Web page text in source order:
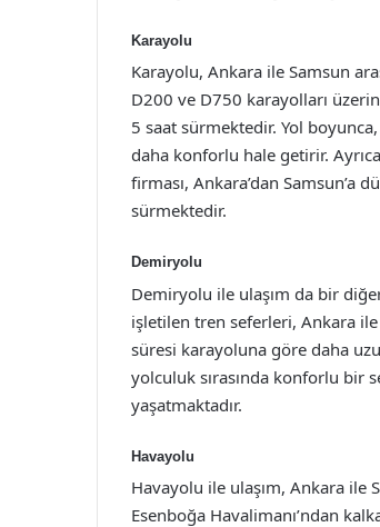
Karayolu
Karayolu, Ankara ile Samsun
D200 ve D750 karayolları
5 saat sürmektedir. Yol
daha konforlu hale getirir.
firması, Ankara’dan Samsun’a
sürmektedir.
Demiryolu
Demiryolu ile ulaşım da bir
işletilen tren seferleri, Ankara
süresi karayoluna göre daha
yolculuk sırasında konforlu bir
yaşatmaktadır.
Havayolu
Havayolu ile ulaşım, Ankara ile
Esenboğa Havalimanı’ndan